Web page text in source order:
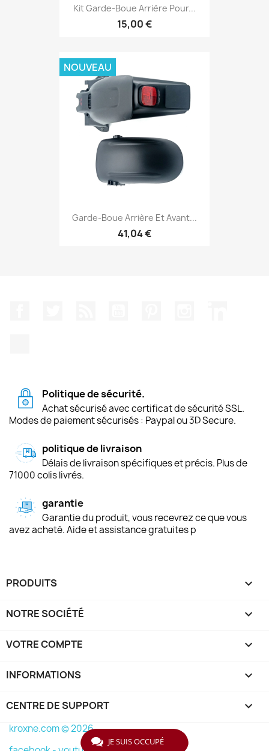
Kit Garde-Boue Arrière Pour...
15,00 €
Garde-Boue Arrière Et Avant...
41,04 €
NOUVEAU
Politique de sécurité.
Achat sécurisé avec certificat de sécurité SSL.
Modes de paiement sécurisés : Paypal ou 3D Secure.
politique de livraison
Délais de livraison spécifiques et précis. Plus de
71000 colis livrés.
garantie
Garantie du produit, vous recevrez ce que vous
avez acheté. Aide et assistance gratuites p
PRODUITS 
NOTRE SOCIÉTÉ 
VOTRE COMPTE 
INFORMATIONS keyboard_arrow_down
CENTRE DE SUPPORT 
kroxne.com © 2026
JE SUIS OCCUPÉ